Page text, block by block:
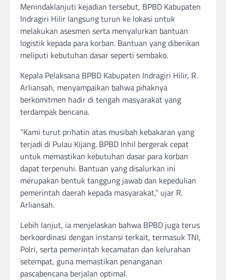
Menindaklanjuti kejadian tersebut, BPBD Kabupaten
Indragiri Hilir langsung turun ke lokasi untuk
melakukan asesmen serta menyalurkan bantuan
logistik kepada para korban. Bantuan yang diberikan
meliputi kebutuhan dasar seperti sembako.
Kepala Pelaksana BPBD Kabupaten Indragiri Hilir, R.
Arliansah, menyampaikan bahwa pihaknya
berkomitmen hadir di tengah masyarakat yang
terdampak bencana.
“Kami turut prihatin atas musibah kebakaran yang
terjadi di Pulau Kijang. BPBD Inhil bergerak cepat
untuk memastikan kebutuhan dasar para korban
dapat terpenuhi. Bantuan yang disalurkan ini
merupakan bentuk tanggung jawab dan kepedulian
pemerintah daerah kepada masyarakat,” ujar R.
Arliansah.
Lebih lanjut, ia menjelaskan bahwa BPBD juga terus
berkoordinasi dengan instansi terkait, termasuk TNI,
Polri, serta pemerintah kecamatan dan kelurahan
setempat, guna memastikan penanganan
pascabencana berjalan optimal.